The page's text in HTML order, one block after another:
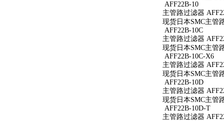
AFF22B-10
主管路过滤器
现货日本SMC主管
AFF22B-10C
主管路过滤器
现货日本SMC主管
AFF22B-10C-X6
主管路过滤器
现货日本SMC主管
AFF22B-10D
主管路过滤器
现货日本SMC主管
AFF22B-10D-T
主管路过滤器